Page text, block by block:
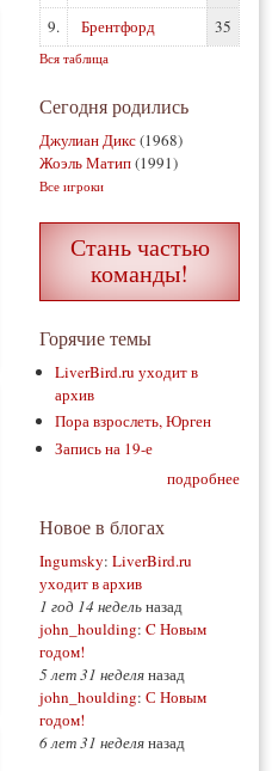
9. Брентфорд 35
Вся таблица
Сегодня родились
Джулиан Дикс(1968)
Жоэль Матип(1991)
Все игроки
Стань частью
команды!
Горячие темы
LiverBird.ru уходит в
архив
Пора взрослеть, Юрген
Запись на 19-е
подробнее
Новое в блогах
Ingumsky: LiverBird.ru
уходит в архив
1 год 14 недельназад
john_houlding: C Новым
годом!
5 лет 31 неделяназад
john_houlding: С Новым
годом!
6 лет 31 неделяназад